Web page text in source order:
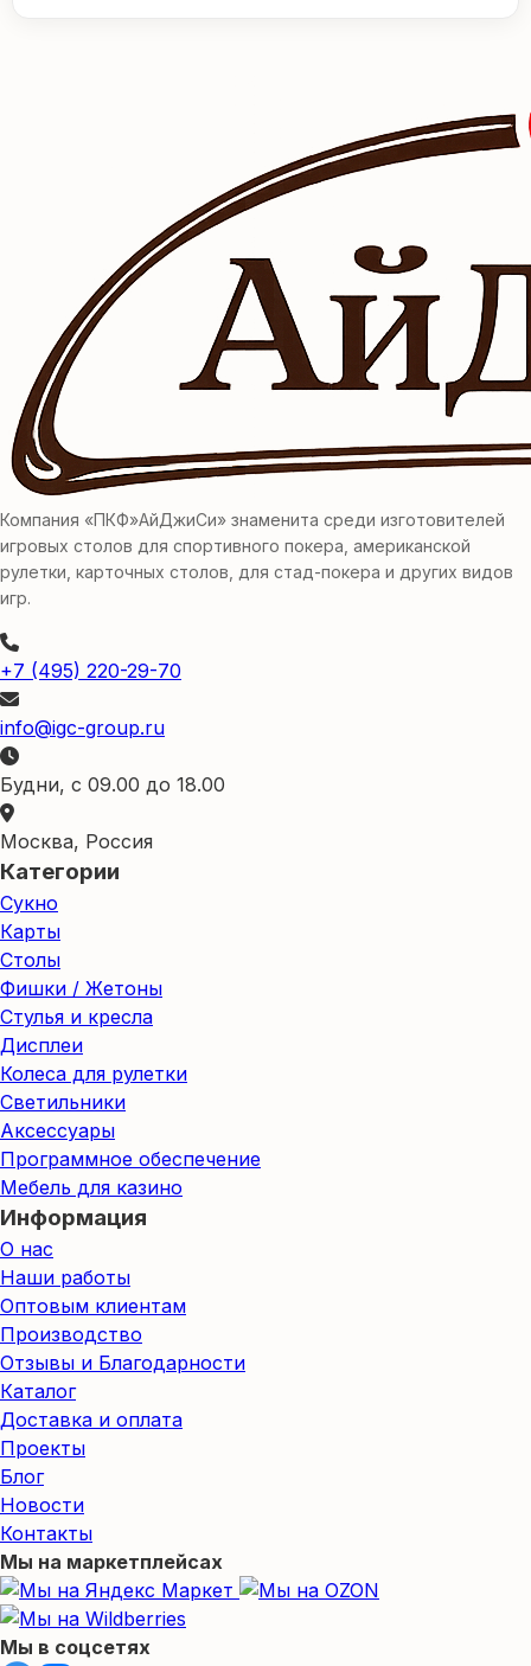
Компания «ПКФ»АйДжиСи» знаменита среди изготовителей
игровых столов для спортивного покера, американской
рулетки, карточных столов, для стад-покера и других видов
игр.
+7 (495) 220-29-70
info@igc-group.ru
Будни, с 09.00 до 18.00
Москва, Россия
Категории
Сукно
Карты
Столы
Фишки / Жетоны
Стулья и кресла
Дисплеи
Колеса для рулетки
Светильники
Аксессуары
Программное обеспечение
Мебель для казино
Информация
О нас
Наши работы
Оптовым клиентам
Производство
Отзывы и Благодарности
Каталог
Доставка и оплата
Проекты
Блог
Новости
Контакты
Мы на маркетплейсах
Мы в соцсетях